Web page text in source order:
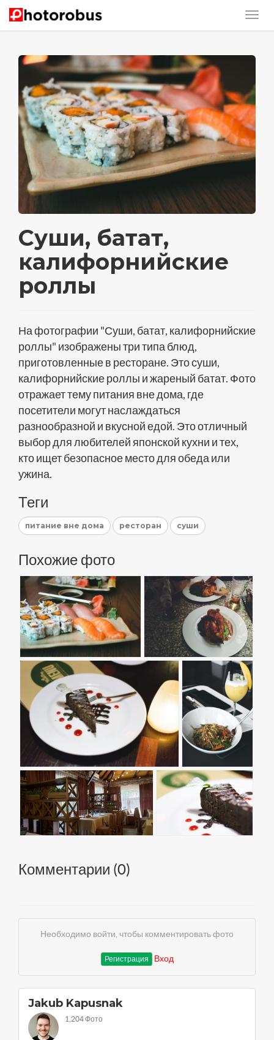
Суши, батат,
калифорнийские
роллы
На фотографии "Суши, батат, калифорнийские
роллы" изображены три типа блюд,
приготовленные в ресторане. Это суши,
калифорнийские роллы и жареный батат. Фото
отражает тему питания вне дома, где
посетители могут наслаждаться
разнообразной и вкусной едой. Это отличный
выбор для любителей японской кухни и тех,
кто ищет безопасное место для обеда или
ужина.
Теги
питание вне дома ресторан суши
Похожие фото
Комментарии (0)
Необходимо войти, чтобы комментировать фото
Регистрация Вход
Jakub Kapusnak
1,204 Фото